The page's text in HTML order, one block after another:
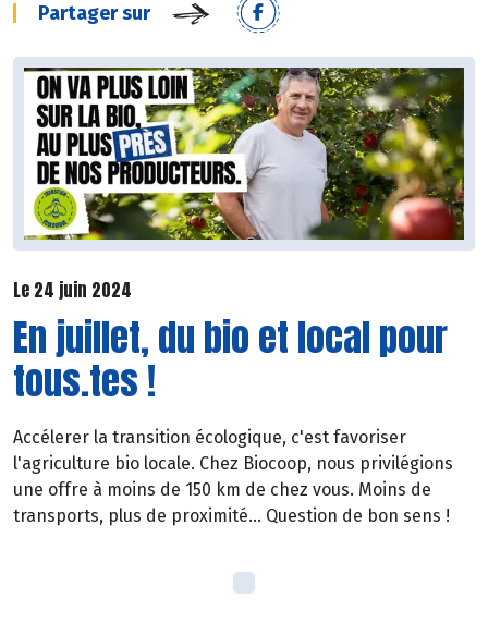
Partager sur
Le 24 juin 2024
En juillet, du bio et local pour
tous.tes !
Accélerer la transition écologique, c'est favoriser
l'agriculture bio locale. Chez Biocoop, nous privilégions
une offre à moins de 150 km de chez vous. Moins de
transports, plus de proximité... Question de bon sens !